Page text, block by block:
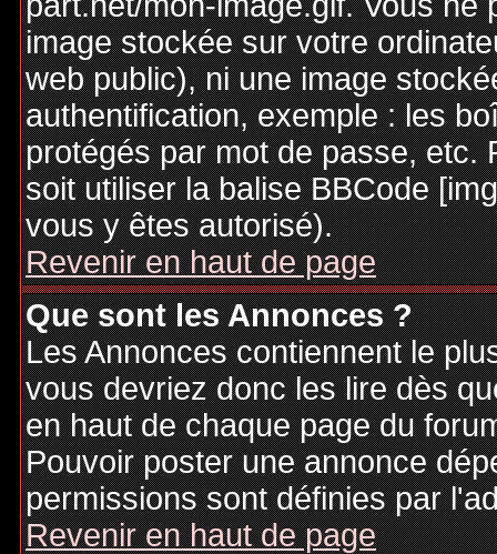
image stockée sur votre
web public), ni une image
authentification, exemple : les
protégés par mot de passe, etc.
soit utiliser la balise BBCode
vous y êtes autorisé).
Revenir en haut de page
Que sont les Annonces ?
Les Annonces contiennent le
vous devriez donc les lire dès
en haut de chaque page du
Pouvoir poster une annonce
permissions sont définies par
Revenir en haut de page